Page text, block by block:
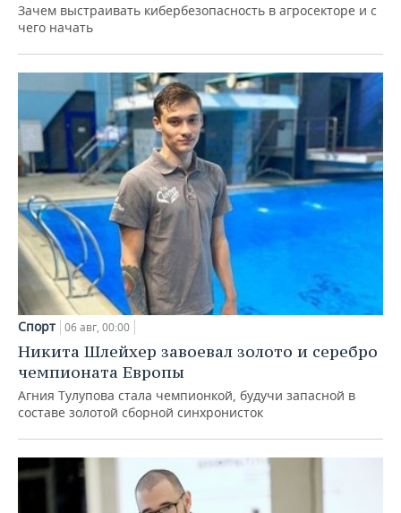
Зачем выстраивать кибербезопасность в агросекторе и с
чего начать
Спорт 06 авг, 00:00
Никита Шлейхер завоевал золото и серебро
чемпионата Европы
Агния Тулупова стала чемпионкой, будучи запасной в
составе золотой сборной синхронисток